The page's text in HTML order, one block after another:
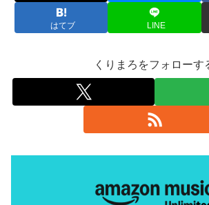
はてブ LINE
くりまろをフォローす